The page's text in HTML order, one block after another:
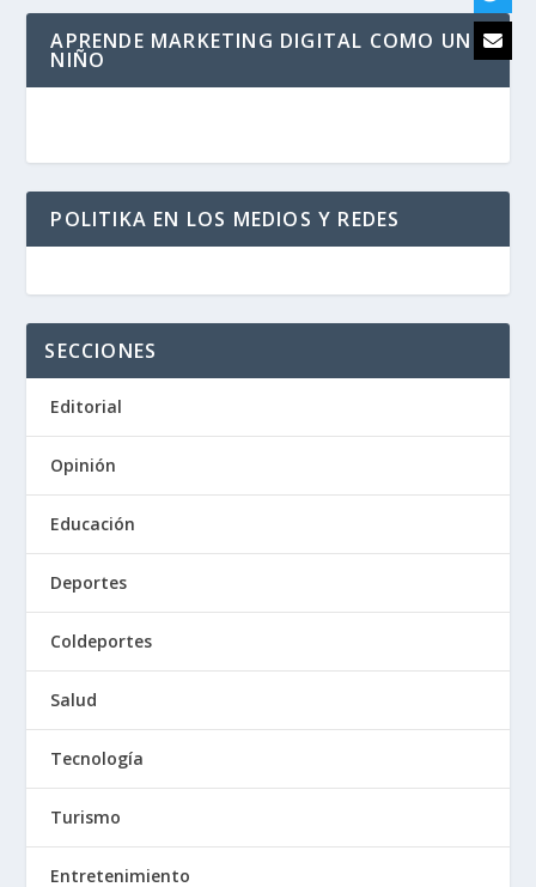
APRENDE MARKETING DIGITAL COMO UN
NIÑO
POLITIKA EN LOS MEDIOS Y REDES
SECCIONES
Editorial
Opinión
Educación
Deportes
Coldeportes
Salud
Tecnología
Turismo
Entretenimiento